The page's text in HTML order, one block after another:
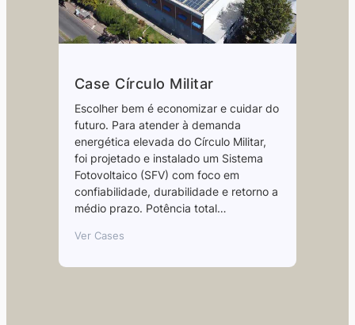
Case Círculo Militar
Escolher bem é economizar e cuidar do
futuro. Para atender à demanda
energética elevada do Círculo Militar,
foi projetado e instalado um Sistema
Fotovoltaico (SFV) com foco em
confiabilidade, durabilidade e retorno a
médio prazo. Potência total…
Ver Cases